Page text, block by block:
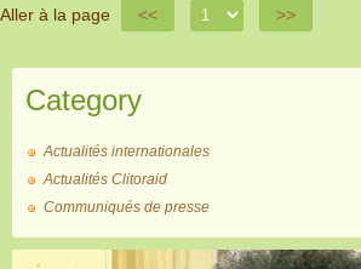
Aller à la page << >>
Category
Actualités internationales
Actualités Clitoraid
Communiqués de presse